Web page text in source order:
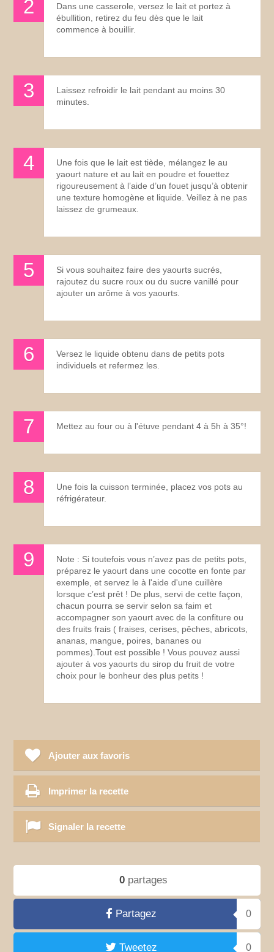
Dans une casserole, versez le lait et portez à
ébullition, retirez du feu dès que le lait
commence à bouillir.
Laissez refroidir le lait pendant au moins 30
minutes.
Une fois que le lait est tiède, mélangez le au
yaourt nature et au lait en poudre et fouettez
rigoureusement à l’aide d’un fouet jusqu’à obtenir
une texture homogène et liquide. Veillez à ne pas
laissez de grumeaux.
Si vous souhaitez faire des yaourts sucrés,
rajoutez du sucre roux ou du sucre vanillé pour
ajouter un arôme à vos yaourts.
Versez le liquide obtenu dans de petits pots
individuels et refermez les.
Mettez au four ou à l'étuve pendant 4 à 5h à 35°!
Une fois la cuisson terminée, placez vos pots au
réfrigérateur.
Note : Si toutefois vous n’avez pas de petits pots,
préparez le yaourt dans une cocotte en fonte par
exemple, et servez le à l'aide d'une cuillère
lorsque c’est prêt ! De plus, servi de cette façon,
chacun pourra se servir selon sa faim et
accompagner son yaourt avec de la confiture ou
des fruits frais ( fraises, cerises, pêches, abricots,
ananas, mangue, poires, bananes ou
pommes).Tout est possible ! Vous pouvez aussi
ajouter à vos yaourts du sirop du fruit de votre
choix pour le bonheur des plus petits !
Ajouter aux favoris
Imprimer la recette
Signaler la recette
0partages
Partagez 0
Tweetez 0